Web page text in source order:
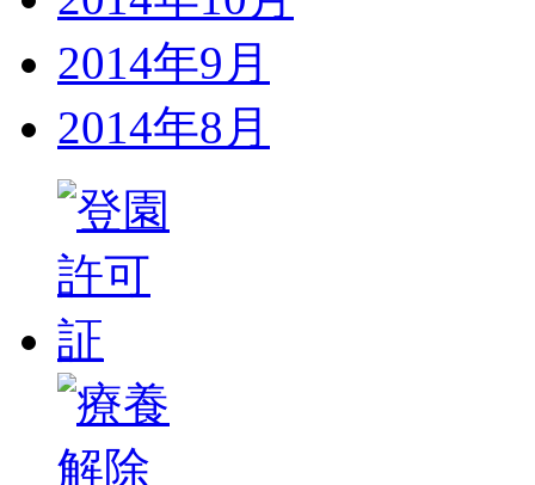
2014年9月
2014年8月